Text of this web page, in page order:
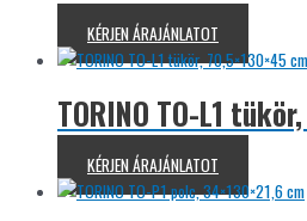
KÉRJEN ÁRAJÁNLATOT
TORINO TO-L1
KÉRJEN ÁRAJÁNLATOT